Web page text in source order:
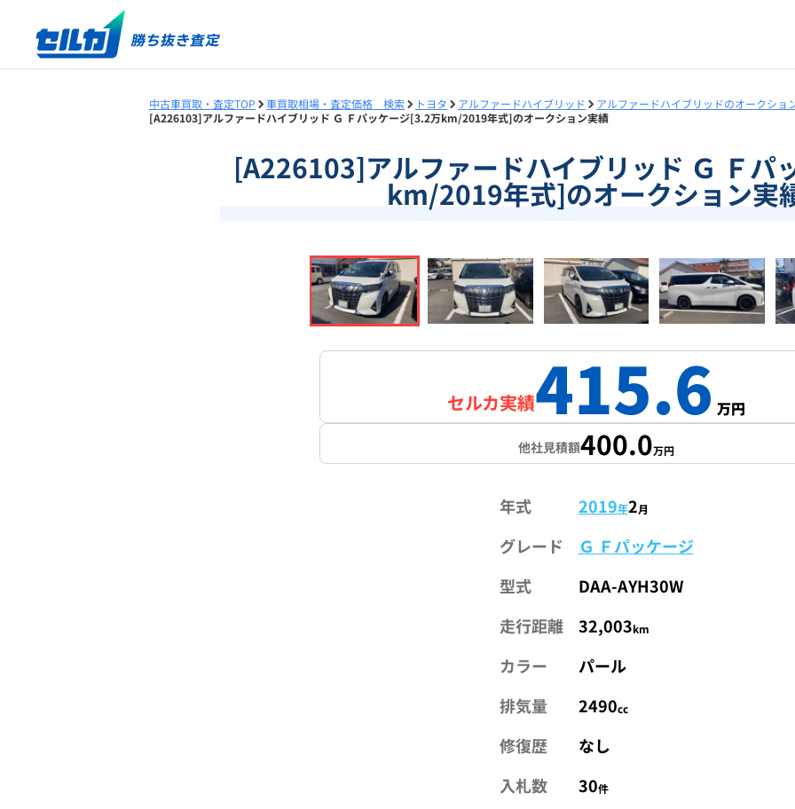
中古車買取・査定TOP 車買取相場・査定価格 検索 トヨタ アルファードハイブリッド
アルファードハイブリッドのオークショ
[A226103]アルファードハイブリッド Ｇ Ｆパッケージ[3.2万km/2019年式]のオークション実績
[A226103]アルファードハイブリッド Ｇ Ｆパ
km/2019年式]のオークション実
セルカ実績415.6 万円
他社見積額400.0万円
年式 2019年2月
グレード
Ｇ Ｆパッケージ
型式
DAA-AYH30W
走行距離
32,003km
カラー
パール
排気量
2490cc
修復歴
なし
入札数
30件